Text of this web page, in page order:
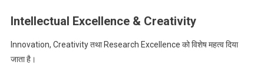
Intellectual Excellence & Creativity
Innovation, Creativity तथा Research Excellence को विशेष महत्व दिया
जाता है।